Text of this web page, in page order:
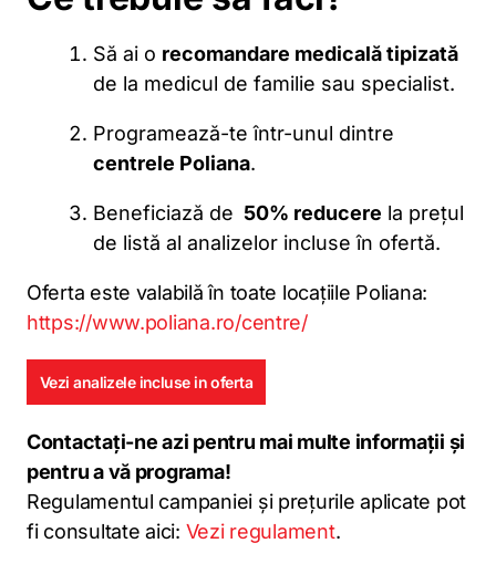
Să ai o recomandare medicală tipizată
de la medicul de familie sau specialist.
Programează-te într-unul dintre
centrele Poliana.
Beneficiază de 50% reducere la prețul
de listă al analizelor incluse în ofertă.
Oferta este valabilă în toate locațiile Poliana:
https://www.poliana.ro/centre/
Vezi analizele incluse in oferta
Contactați-ne azi pentru mai multe informații și
pentru a vă programa!
Regulamentul campaniei și prețurile aplicate pot
fi consultate aici: Vezi regulament.